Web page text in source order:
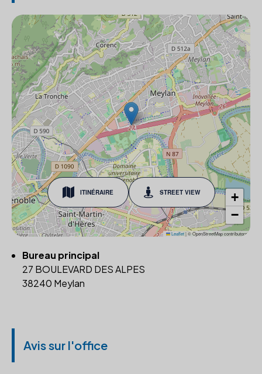
ITINÉRAIRE STREET VIEW
+
−
Leaflet|© OpenStreetMap contributors
Bureau principal
27 BOULEVARD DES ALPES
38240 Meylan
Avis sur l'office